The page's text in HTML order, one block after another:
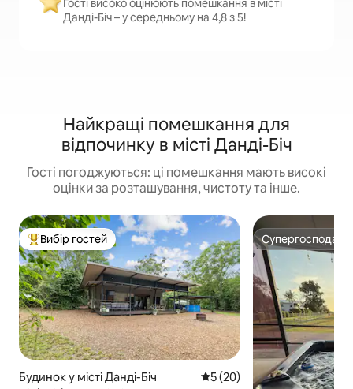
Гості високо оцінюють помешкання в місті
Данді-Біч – у середньому на 4,8 з 5!
Найкращі помешкання для
відпочинку в місті Данді-Біч
Гості погоджуються: ці помешкання мають високі
оцінки за розташування, чистоту та інше.
Топ вибір гостей
Вибір гостей
Будинок у місті Данді-Біч Середня оцінка: 5 з 5,
5 (20)
Супергосподар
Супергосподар